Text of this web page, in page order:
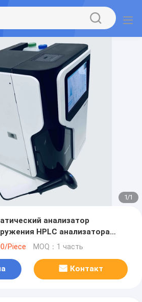
1/1
анализатор
HPLC анализатора
Piece MOQ：1 часть
Контакт